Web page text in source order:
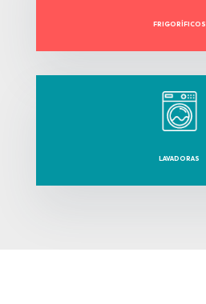
FRIGORÍFICOS
LAVADORAS